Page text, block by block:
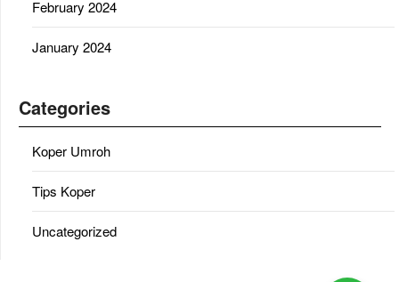
February 2024
January 2024
Categories
Koper Umroh
Tips Koper
Uncategorized